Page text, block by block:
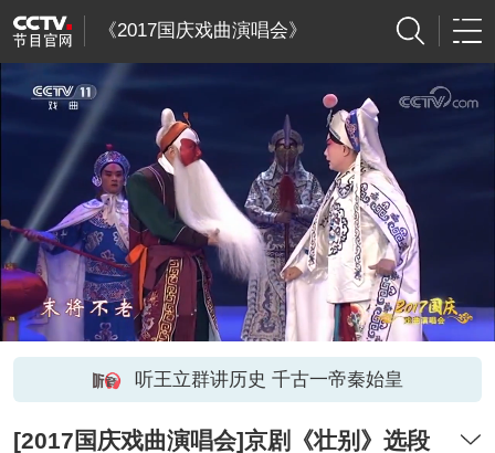
《2017国庆戏曲演唱会》
听王立群讲历史 千古一帝秦始皇
[2017国庆戏曲演唱会]京剧《壮别》选段